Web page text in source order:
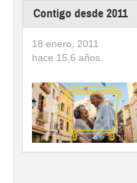
Contigo desde 2011
18 enero, 2011
hace 15,6 años.